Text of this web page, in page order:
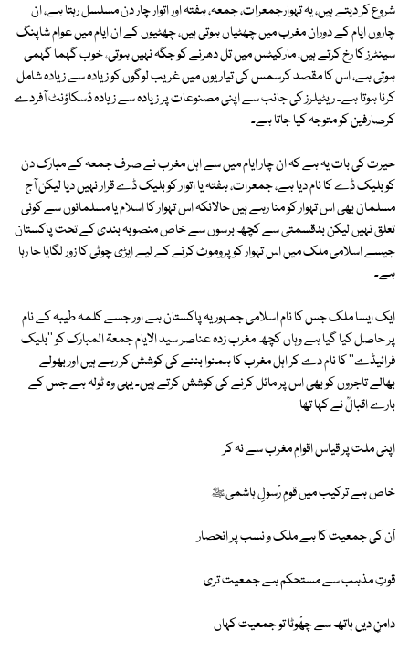
شروع کر دیتے ہیں، یہ تہوارجمعرات، جمعہ، ہفتہ اور اتوار چار دن مسلسل رہتا ہے، ان
چاروں ایام کے دوران مغرب میں چھٹیاں ہوتی ہیں، چھٹیوں کے ان ایام میں عوام شاپنگ
سینٹرز کا رخ کرتے ہیں، مارکیٹس میں تل دھرنے کو جگہ نہیں ہوتی، خوب گہما گہمی
ہوتی ہے، اس کا مقصد کرسمس کی تیاریوں میں غریب لوگوں کو زیادہ سے زیادہ شامل
کرنا ہوتا ہے۔ ریٹیلرز کی جانب سے اپنی مصنوعات پر زیادہ سے زیادہ ڈسکاؤنٹ آفردے
کرصارفین کو متوجہ کیا جاتا ہے۔
حیرت کی بات یہ ہے کہ ان چار ایام میں سے اہل مغرب نے صرف جمعہ کے مبارک دن
کو بلیک ڈے کا نام دیا ہے، جمعرات، ہفتہ یا اتوار کو بلیک ڈے قرار نہیں دیا لیکن آج
مسلمان بھی اس تہوار کو منا رہے ہیں حالانکہ اس تہوار کا اسلام یا مسلمانوں سے کوئی
تعلق نہیں لیکن بدقسمتی سے کچھ برسوں سے خاص منصوبہ بندی کے تحت پاکستان
جیسے اسلامی ملک میں اس تہوار کو پروموٹ کرنے کے لیے ایڑی چوٹی کا زور لگایا جا رہا
ہے۔
ایک ایسا ملک جس کا نام اسلامی جمہوریہ پاکستان ہے اور جسے کلمہ طیبہ کے نام
پر حاصل کیا گیا ہے وہاں کچھ مغرب زدہ عناصر سید الایام جمعۃ المبارک کو ''بلیک
فرائیڈے'' کا نام دے کر اہل مغرب کا ہمنوا بننے کی کوشش کر رہے ہیں اور بھولے
بھالے تاجروں کو بھی اس پر مائل کرنے کی کوشش کرتے ہیں۔ یہی وہ ٹولہ ہے جس کے
بارے اقبالؒ نے کہا تھا
اپنی ملت پر قیاس اقوامِ مغرب سے نہ کر
خاص ہے ترکیب میں قومِ رْسولِ ہاشمیﷺ
اْن کی جمعیت کا ہے ملک و نسب پر انحصار
قوتِ مذہب سے مستحکم ہے جمعیت تری
دامنِ دیں ہاتھ سے چھْوٹا تو جمعیت کہاں